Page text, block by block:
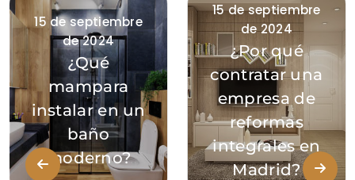
15 de septiembre
de 2024
¿Qué
mampara
instalar en un
baño
moderno?
15 de septiembre
de 2024
¿Por qué
contratar una
empresa de
reformas
integrales en
Madrid?